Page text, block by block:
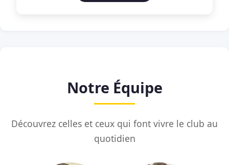
Notre Équipe
Découvrez celles et ceux qui font vivre le club au
quotidien